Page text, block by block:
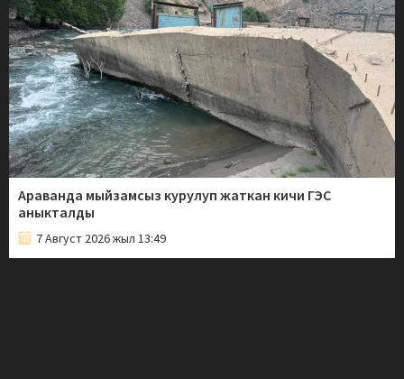
Араванда мыйзамсыз курулуп жаткан кичи ГЭС
аныкталды
7 Август 2026 жыл 13:49